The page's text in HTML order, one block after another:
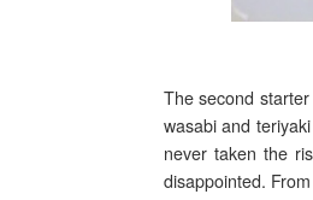
The second
wasabi and
never taken the
disappointed.